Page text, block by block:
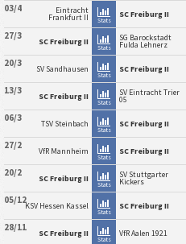
03/4 Eintracht
Frankfurt II Stats
SC Freiburg II
27/3 SC Freiburg II
Stats
SG Barockstadt
Fulda Lehnerz
20/3 SV Sandhausen
Stats
SC Freiburg II
13/3 SC Freiburg II
Stats
SV Eintracht Trier
05
06/3 TSV Steinbach
Stats
SC Freiburg II
27/2 VfR Mannheim
Stats
SC Freiburg II
20/2 SC Freiburg II
Stats
SV Stuttgarter
Kickers
05/12KSV Hessen Kassel
Stats
SC Freiburg II
28/11 SC Freiburg II
Stats
VfR Aalen 1921